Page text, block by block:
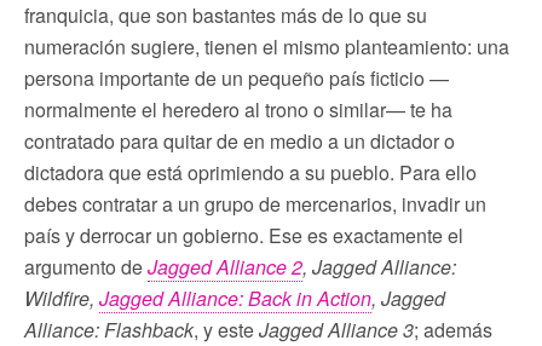
franquicia, que son bastantes más de lo que su
numeración sugiere, tienen el mismo planteamiento: una
persona importante de un pequeño país ficticio —
normalmente el heredero al trono o similar— te ha
contratado para quitar de en medio a un dictador o
dictadora que está oprimiendo a su pueblo. Para ello
debes contratar a un grupo de mercenarios, invadir un
país y derrocar un gobierno. Ese es exactamente el
argumento deJagged Alliance 2, Jagged Alliance:
Wildfire, Jagged Alliance: Back in Action, Jagged
Alliance: Flashback, y esteJagged Alliance 3; además